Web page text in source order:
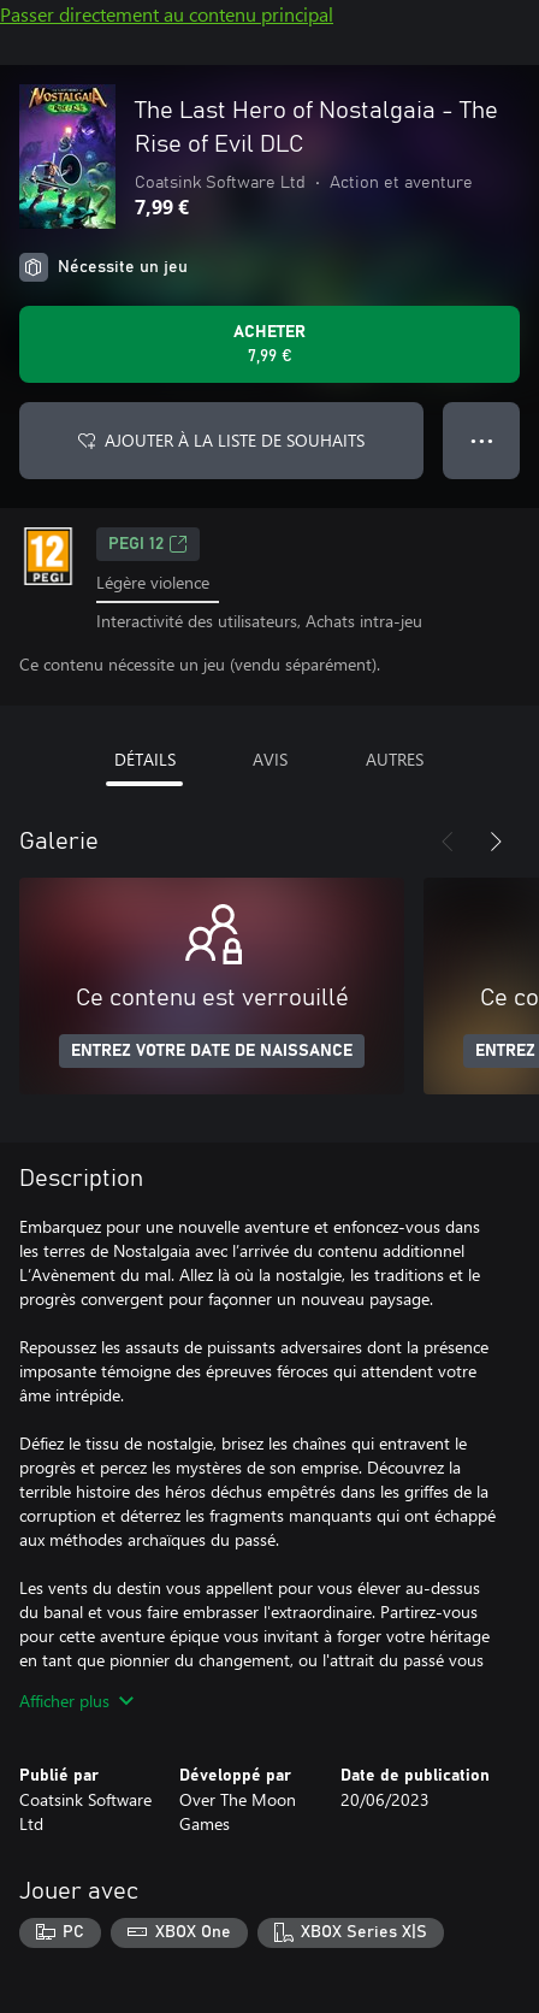
Passer directement au contenu principal
The Last Hero of Nostalgaia - The
Rise of Evil DLC
Coatsink Software Ltd • Action et aventure
7,99 €
Nécessite un jeu
ACHETER
7,99 €
AJOUTER À LA LISTE DE SOUHAITS ● ● ●
PEGI 12
Légère violence
Interactivité des utilisateurs, Achats intra-jeu
Ce contenu nécessite un jeu (vendu séparément).
DÉTAILS AVIS AUTRES
Galerie
Ce contenu est verrouillé
ENTREZ VOTRE DATE DE NAISSANCE
Ce
Description
Embarquez pour une nouvelle aventure et enfoncez-vous dans
les terres de Nostalgaia avec l’arrivée du contenu additionnel
L’Avènement du mal. Allez là où la nostalgie, les traditions et le
progrès convergent pour façonner un nouveau paysage.
Repoussez les assauts de puissants adversaires dont la présence
imposante témoigne des épreuves féroces qui attendent votre
âme intrépide.
Défiez le tissu de nostalgie, brisez les chaînes qui entravent le
progrès et percez les mystères de son emprise. Découvrez la
terrible histoire des héros déchus empêtrés dans les griffes de la
corruption et déterrez les fragments manquants qui ont échappé
aux méthodes archaïques du passé.
Les vents du destin vous appellent pour vous élever au-dessus
du banal et vous faire embrasser l'extraordinaire. Partirez-vous
pour cette aventure épique vous invitant à forger votre héritage
en tant que pionnier du changement, ou l'attrait du passé vous
noble champion, vous appartient, alors que vous marchez vers
Afficher plus
Publié par
Coatsink Software
Ltd
Développé par
Over The Moon
Games
Date de publication
20/06/2023
Jouer avec
PC XBOX One XBOX Series X|S